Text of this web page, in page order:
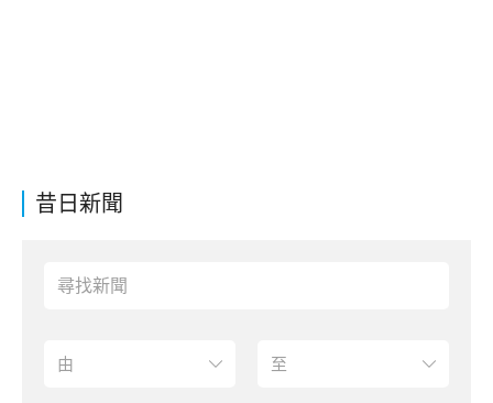
昔日新聞